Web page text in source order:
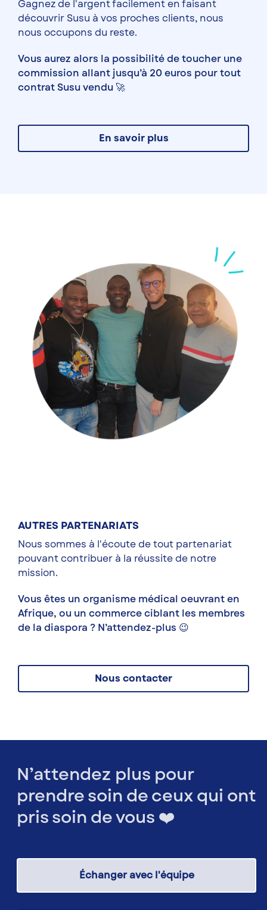
Gagnez de l'argent facilement en faisant
découvrir Susu à vos proches clients, nous
nous occupons du reste.
Vous aurez alors la possibilité de toucher une
commission allant jusqu’à 20 euros pour tout
contrat Susu vendu 🚀
En savoir plus
AUTRES PARTENARIATS
Nous sommes à l'écoute de tout partenariat
pouvant contribuer à la réussite de notre
mission.
Vous êtes un organisme médical oeuvrant en
Afrique, ou un commerce ciblant les membres
de la diaspora ? N’attendez-plus 😉
Nous contacter
N’attendez plus pour
prendre soin de ceux qui ont
pris soin de vous ❤️
Échanger avec l'équipe